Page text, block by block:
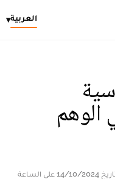
العربية▾
الوهم
في 14/10/2024 على الساعة 18:00, تحديث بتاريخ 14/10/2024 على الساعة